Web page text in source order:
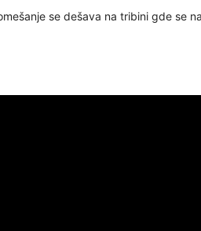
se dešava na tribini gde se